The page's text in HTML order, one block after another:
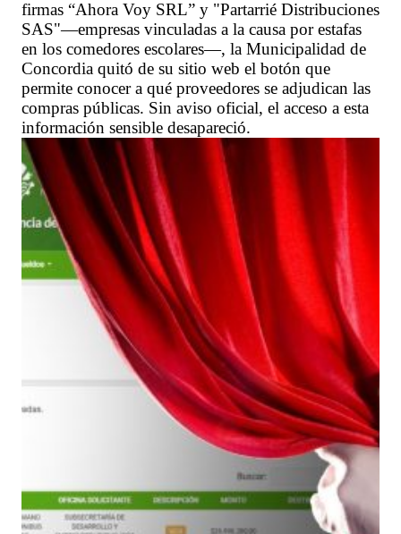
firmas “Ahora Voy SRL” y "Partarrié Distribuciones
SAS"—empresas vinculadas a la causa por estafas
en los comedores escolares—, la Municipalidad de
Concordia quitó de su sitio web el botón que
permite conocer a qué proveedores se adjudican las
compras públicas. Sin aviso oficial, el acceso a esta
información sensible desapareció.